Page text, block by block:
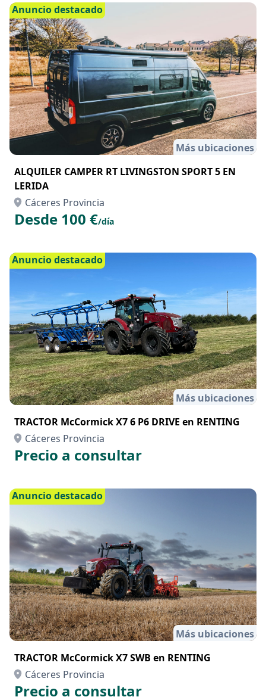
Anuncio destacado
Más ubicaciones
ALQUILER CAMPER RT LIVINGSTON SPORT 5 EN
LERIDA
Cáceres Provincia
Desde 100 €/día
Anuncio destacado
Más ubicaciones
TRACTOR McCormick X7 6 P6 DRIVE en RENTING
Cáceres Provincia
Precio a consultar
Anuncio destacado
Más ubicaciones
TRACTOR McCormick X7 SWB en RENTING
Cáceres Provincia
Precio a consultar